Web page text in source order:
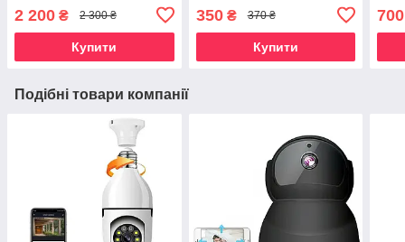
2 200 ₴ 2 300 ₴
Купити
350₴ 370 ₴
Купити
700
Подібні товари компанії